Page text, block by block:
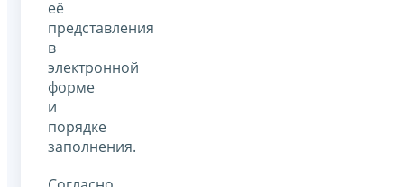
её
представления
в
электронной
форме
и
порядке
заполнения.